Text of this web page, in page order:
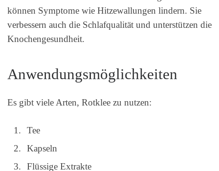
können Symptome wie Hitzewallungen lindern. Sie
verbessern auch die Schlafqualität und unterstützen die
Knochengesundheit.
Anwendungsmöglichkeiten
Es gibt viele Arten, Rotklee zu nutzen:
Tee
Kapseln
Flüssige Extrakte